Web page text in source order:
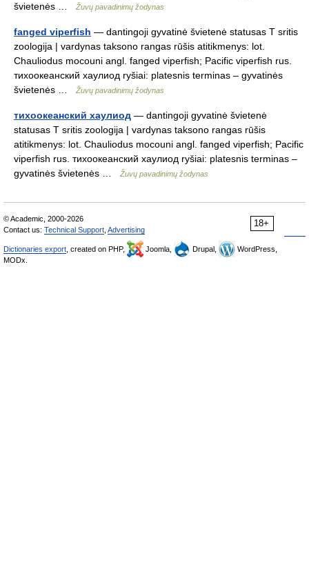
švietenės …
Žuvų pavadinimų žodynas
fanged viperfish — dantingoji gyvatinė švietenė statusas T sritis
zoologija | vardynas taksono rangas rūšis atitikmenys: lot.
Chauliodus mocouni angl. fanged viperfish; Pacific viperfish rus.
тихоокеанский хаулиод ryšiai: platesnis terminas – gyvatinės
švietenės …
Žuvų pavadinimų žodynas
тихоокеанский хаулиод — dantingoji gyvatinė švietenė
statusas T sritis zoologija | vardynas taksono rangas rūšis
atitikmenys: lot. Chauliodus mocouni angl. fanged viperfish; Pacific
viperfish rus. тихоокеанский хаулиод ryšiai: platesnis terminas –
gyvatinės švietenės …
Žuvų pavadinimų žodynas
18+
© Academic, 2000-2026
Contact us: Technical Support Advertising
Dictionaries export , created on PHP, Joomla, Drupal,
WordPress,
MODx.